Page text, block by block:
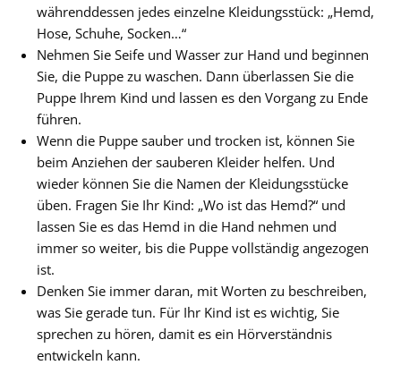
währenddessen jedes einzelne Kleidungsstück: „Hemd,
Hose, Schuhe, Socken…“
Nehmen Sie Seife und Wasser zur Hand und beginnen
Sie, die Puppe zu waschen. Dann überlassen Sie die
Puppe Ihrem Kind und lassen es den Vorgang zu Ende
führen.
Wenn die Puppe sauber und trocken ist, können Sie
beim Anziehen der sauberen Kleider helfen. Und
wieder können Sie die Namen der Kleidungsstücke
üben. Fragen Sie Ihr Kind: „Wo ist das Hemd?“ und
lassen Sie es das Hemd in die Hand nehmen und
immer so weiter, bis die Puppe vollständig angezogen
ist.
Denken Sie immer daran, mit Worten zu beschreiben,
was Sie gerade tun. Für Ihr Kind ist es wichtig, Sie
sprechen zu hören, damit es ein Hörverständnis
entwickeln kann.